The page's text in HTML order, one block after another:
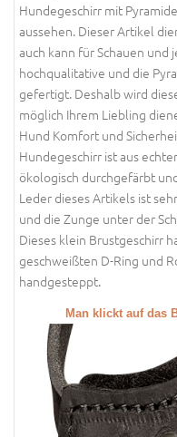
Hundegeschirr mit
aussehen. Dieser Artikel
auch kann für Schauen und
hochqualitative und die
gefertigt. Deshalb wird
möglich Ihrem Liebling
Hund Komfort und
Hundegeschirr ist aus
ökologisch durchgefärbt
Leder dieses Artikels ist
und die Zunge unter der
Dieses klein Brustgeschirr
geschweißten D-Ring und
handgesteppt.
Man klickt auf das